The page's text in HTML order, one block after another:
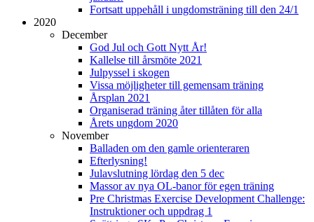
Fortsatt uppehåll i ungdomsträning till den 24/1
2020
December
God Jul och Gott Nytt År!
Kallelse till årsmöte 2021
Julpyssel i skogen
Vissa möjligheter till gemensam träning
Årsplan 2021
Organiserad träning åter tillåten för alla
Årets ungdom 2020
November
Balladen om den gamle orienteraren
Efterlysning!
Julavslutning lördag den 5 dec
Massor av nya OL-banor för egen träning
Pre Christmas Exercise Development Challenge:
Instruktioner och uppdrag 1